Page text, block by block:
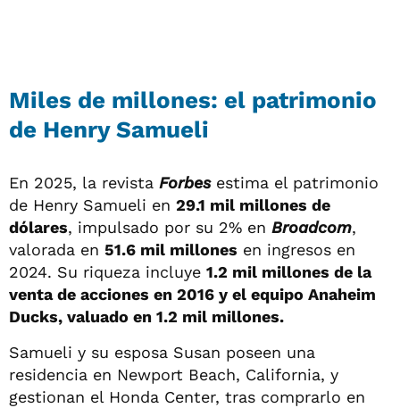
Miles de millones: el patrimonio
de Henry Samueli
En 2025, la revista Forbesestima el patrimonio
de Henry Samueli en 29.1 mil millones de
dólares, impulsado por su 2% en Broadcom,
valorada en 51.6 mil millones en ingresos en
2024. Su riqueza incluye 1.2 mil millones de la
venta de acciones en 2016 y el equipo Anaheim
Ducks, valuado en 1.2 mil millones.
Samueli y su esposa Susan poseen una
residencia en Newport Beach, California, y
gestionan el Honda Center, tras comprarlo en